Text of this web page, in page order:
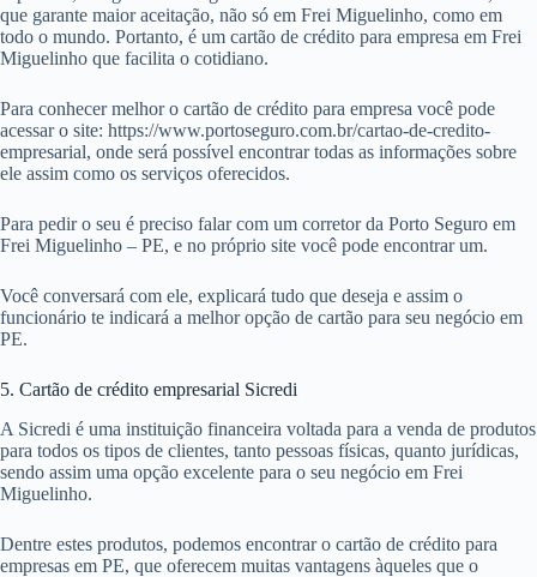
que garante maior aceitação, não só em Frei Miguelinho, como em
todo o mundo. Portanto, é um cartão de crédito para empresa em Frei
Miguelinho que facilita o cotidiano.
Para conhecer melhor o cartão de crédito para empresa você pode
acessar o site: https://www.portoseguro.com.br/cartao-de-credito-
empresarial, onde será possível encontrar todas as informações sobre
ele assim como os serviços oferecidos.
Para pedir o seu é preciso falar com um corretor da Porto Seguro em
Frei Miguelinho – PE, e no próprio site você pode encontrar um.
Você conversará com ele, explicará tudo que deseja e assim o
funcionário te indicará a melhor opção de cartão para seu negócio em
PE.
5. Cartão de crédito empresarial Sicredi
A Sicredi é uma instituição financeira voltada para a venda de produtos
para todos os tipos de clientes, tanto pessoas físicas, quanto jurídicas,
sendo assim uma opção excelente para o seu negócio em Frei
Miguelinho.
Dentre estes produtos, podemos encontrar o cartão de crédito para
empresas em PE, que oferecem muitas vantagens àqueles que o